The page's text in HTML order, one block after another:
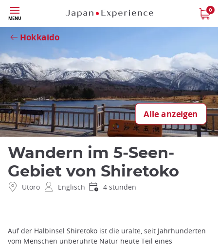
Größe
MENU
0
Hokkaido
Alle anzeigen
Schließen
Wandern im 5-Seen-
Gebiet von Shiretoko
Utoro Englisch 4 stunden
Auf der Halbinsel Shiretoko ist die uralte, seit Jahrhunderten
vom Menschen unberührte Natur heute Teil eines